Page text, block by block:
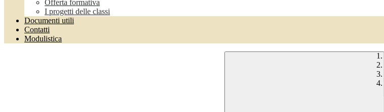
Offerta formativa
I progetti delle classi
Documenti utili
Contatti
Modulistica